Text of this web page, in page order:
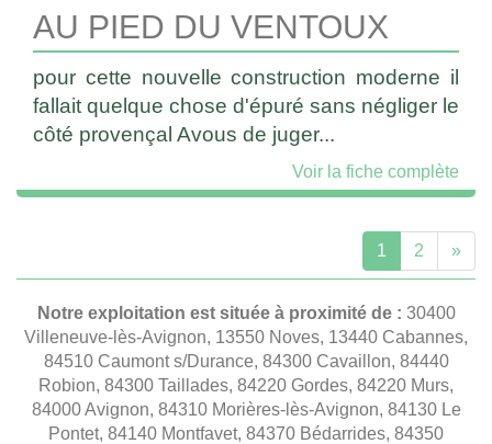
AU PIED DU VENTOUX
pour cette nouvelle construction moderne il
fallait quelque chose d'épuré sans négliger le
côté provençal Avous de juger...
Voir la fiche complète
1 2 »
Notre exploitation est située à proximité de : 30400
Villeneuve-lès-Avignon, 13550 Noves, 13440 Cabannes,
84510 Caumont s/Durance, 84300 Cavaillon, 84440
Robion, 84300 Taillades, 84220 Gordes, 84220 Murs,
84000 Avignon, 84310 Morières-lès-Avignon, 84130 Le
Pontet, 84140 Montfavet, 84370 Bédarrides, 84350